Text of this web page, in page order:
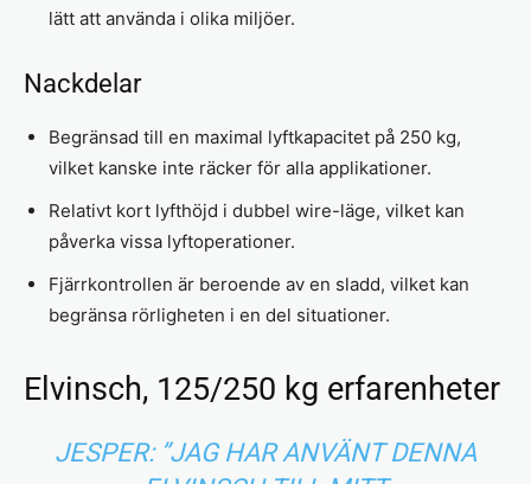
lätt att använda i olika miljöer.
Nackdelar
Begränsad till en maximal lyftkapacitet på 250 kg,
vilket kanske inte räcker för alla applikationer.
Relativt kort lyfthöjd i dubbel wire-läge, vilket kan
påverka vissa lyftoperationer.
Fjärrkontrollen är beroende av en sladd, vilket kan
begränsa rörligheten i en del situationer.
Elvinsch, 125/250 kg erfarenheter
JESPER: ”JAG HAR ANVÄNT DENNA